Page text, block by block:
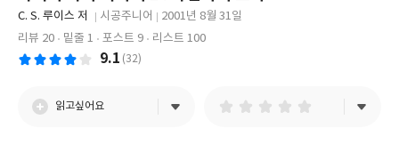
글
쓴
C. S. 루이스 저
사
시공주니어
출
판
2001년 8월 31일
리뷰 20
밑줄 1 포스트 9 리스트 100
9.1 (32)
읽고싶어요